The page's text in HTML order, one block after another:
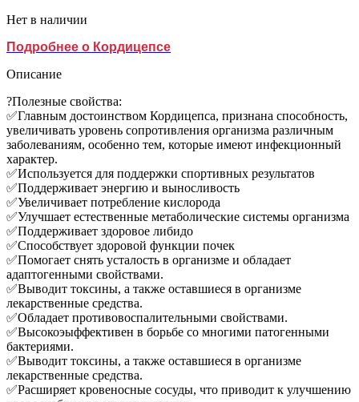
Нет в наличии
Подробнее о Кордицепсе
Описание
?Полезные свойства:
✅Главным достоинством Кордицепса, признана способность,
увеличивать уровень сопротивления организма различным
заболеваниям, особенно тем, которые имеют инфекционный
характер.
✅Используется для поддержки спортивных результатов
✅Поддерживает энергию и выносливость
✅Увеличивает потребление кислорода
✅Улучшает естественные метаболические системы организма
✅Поддерживает здоровое либидо
✅Способствует здоровой функции почек
✅Помогает снять усталость в организме и обладает
адаптогенными свойствами.
✅Выводит токсины, а также оставшиеся в организме
лекарственные средства.
✅Обладает противовоспалительными свойствами.
✅Высокоэыффективен в борьбе со многими патогенными
бактериями.
✅Выводит токсины, а также оставшиеся в организме
лекарственные средства.
✅Расширяет кровеносные сосуды, что приводит к улучшению